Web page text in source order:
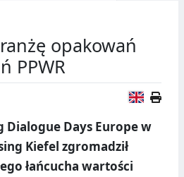
opakowań
PPWR
Dialogue Days Europe w
Kiefel zgromadził
łańcucha wartości